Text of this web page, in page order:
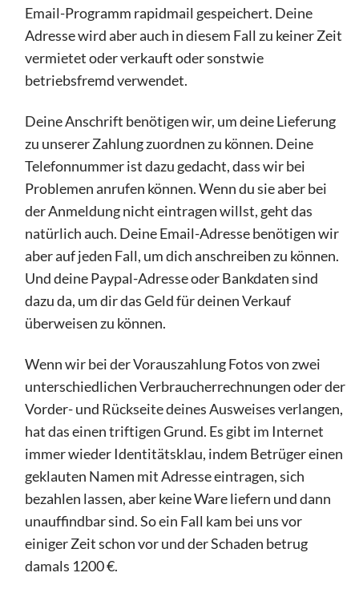
Email-Programm rapidmail gespeichert. Deine
Adresse wird aber auch in diesem Fall zu keiner Zeit
vermietet oder verkauft oder sonstwie
betriebsfremd verwendet.
Deine Anschrift benötigen wir, um deine Lieferung
zu unserer Zahlung zuordnen zu können. Deine
Telefonnummer ist dazu gedacht, dass wir bei
Problemen anrufen können. Wenn du sie aber bei
der Anmeldung nicht eintragen willst, geht das
natürlich auch. Deine Email-Adresse benötigen wir
aber auf jeden Fall, um dich anschreiben zu können.
Und deine Paypal-Adresse oder Bankdaten sind
dazu da, um dir das Geld für deinen Verkauf
überweisen zu können.
Wenn wir bei der Vorauszahlung Fotos von zwei
unterschiedlichen Verbraucherrechnungen oder der
Vorder- und Rückseite deines Ausweises verlangen,
hat das einen triftigen Grund. Es gibt im Internet
immer wieder Identitätsklau, indem Betrüger einen
geklauten Namen mit Adresse eintragen, sich
bezahlen lassen, aber keine Ware liefern und dann
unauffindbar sind. So ein Fall kam bei uns vor
einiger Zeit schon vor und der Schaden betrug
damals 1200 €.